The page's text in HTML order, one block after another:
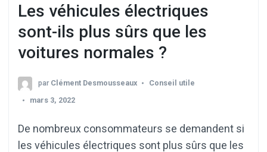
Les véhicules électriques
sont-ils plus sûrs que les
voitures normales ?
par Clément Desmousseaux
Conseil utile
mars 3, 2022
De nombreux consommateurs se demandent si
les véhicules électriques sont plus sûrs que les